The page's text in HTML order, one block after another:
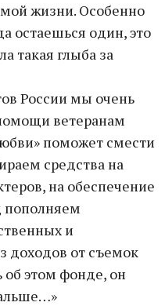
жизни. Особенно
остаешься один, это
такая глыба за
России мы очень
ветеранам
поможет смести
средства на
на обеспечение
пополняем
и
доходов от съемок
об этом фонде, он